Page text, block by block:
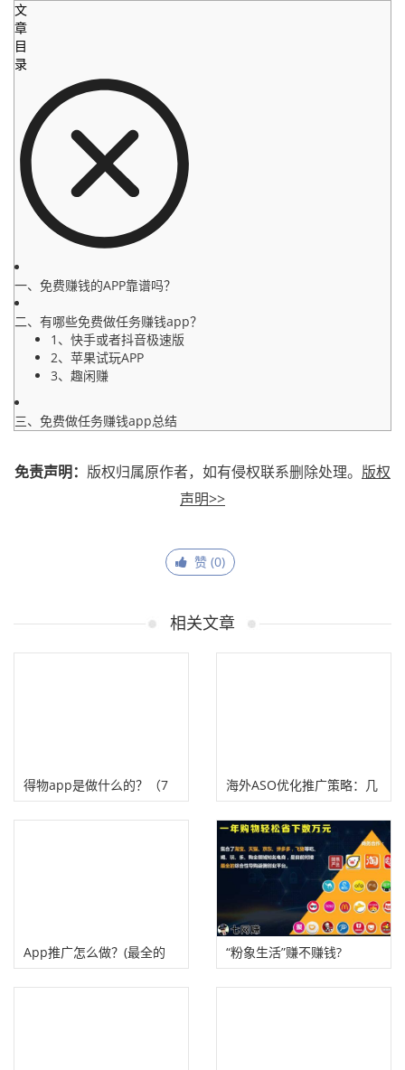
文
章
目
录
一、免费赚钱的APP靠谱吗？
二、有哪些免费做任务赚钱app？
1、快手或者抖音极速版
2、苹果试玩APP
3、趣闲赚
三、免费做任务赚钱app总结
免责声明： 版权归属原作者，如有侵权联系删除处理。 版权
声明>>
赞 (0)
相关文章
得物app是做什么的？（7
个得物APP获得流量推荐的
海外ASO优化推广策略：几
个细节有效提升APP下载量
App推广怎么做？(最全的
App推广渠道、方法介绍）
“粉象生活”赚不赚钱?